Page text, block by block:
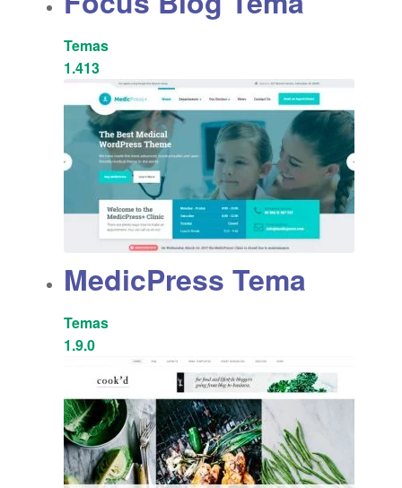
Temas
1.413
MedicPress Tema
Temas
1.9.0